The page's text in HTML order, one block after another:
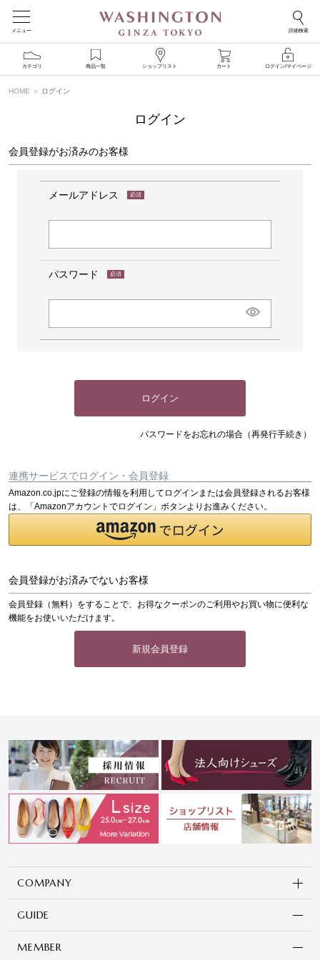
メニュー 詳細検索
カテゴリ 商品一覧 ショップリスト カート ログイン/マイページ
HOME ログイン
ログイン
会員登録がお済みのお客様
メールアドレス
パスワード
ログイン
パスワードをお忘れの場合（再発行手続き）
連携サービスでログイン・会員登録
Amazon.co.jpにご登録の情報を利用してログインまたは会員登録されるお客様
は、「Amazonアカウントでログイン」ボタンよりお進みください。
会員登録がお済みでないお客様
会員登録（無料）をすることで、お得なクーポンのご利用やお買い物に便利な
機能をお使いいただけます。
新規会員登録
COMPANY
GUIDE
MEMBER